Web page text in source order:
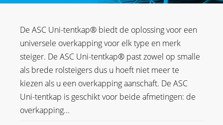
De ASC Uni-tentkap® biedt de oplossing voor een
universele overkapping voor elk type en merk
steiger. De ASC Uni-tentkap® past zowel op smalle
als brede rolsteigers dus u hoeft niet meer te
kiezen als u een overkapping aanschaft. De ASC
Uni-tentkap is geschikt voor beide afmetingen: de
overkapping...